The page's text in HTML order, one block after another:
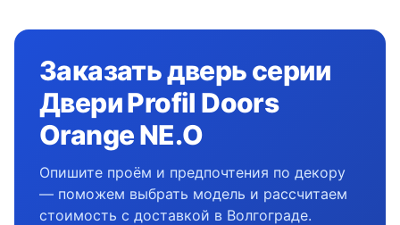
Заказать дверь серии
Двери Profil Doors
Orange NE.O
Опишите проём и предпочтения по декору
— поможем выбрать модель и рассчитаем
стоимость с доставкой в Волгограде.